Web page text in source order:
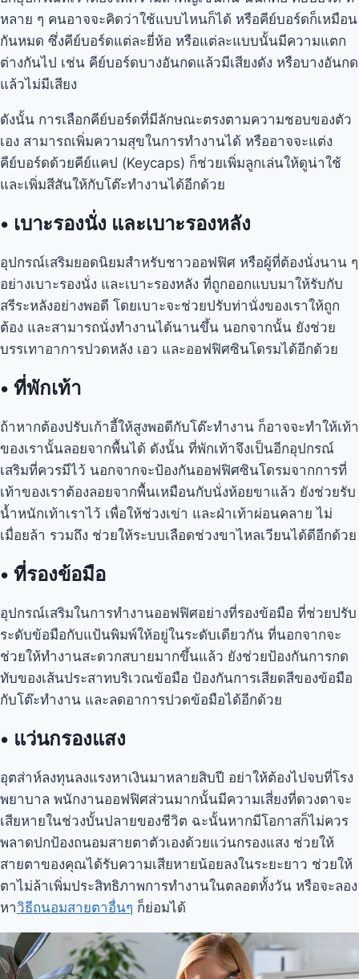
หลาย ๆ คนอาจจะคิดว่าใช้แบบไหนก็ได้ หรือคีย์บอร์ดก็เหมือน
กันหมด ซึ่งคีย์บอร์ดแต่ละยี่ห้อ หรือแต่ละแบบนั้นมีความแตก
ต่างกันไป เช่น คีย์บอร์ดบางอันกดแล้วมีเสียงดัง หรือบางอันกด
แล้วไม่มีเสียง
ดังนั้น การเลือกคีย์บอร์ดที่มีลักษณะตรงตามความชอบของตัว
เอง สามารถเพิ่มความสุขในการทำงานได้ หรืออาจจะแต่ง
คีย์บอร์ดด้วยคีย์แคป (Keycaps) ก็ช่วยเพิ่มลูกเล่นให้ดูน่าใช้
และเพิ่มสีสันให้กับโต๊ะทำงานได้อีกด้วย
• เบาะรองนั่ง และเบาะรองหลัง
อุปกรณ์เสริมยอดนิยมสำหรับชาวออฟฟิศ หรือผู้ที่ต้องนั่งนาน ๆ
อย่างเบาะรองนั่ง และเบาะรองหลัง ที่ถูกออกแบบมาให้รับกับ
สรีระหลังอย่างพอดี โดยเบาะจะช่วยปรับท่านั่งของเราให้ถูก
ต้อง และสามารถนั่งทำงานได้นานขึ้น นอกจากนั้น ยังช่วย
บรรเทาอาการปวดหลัง เอว และออฟฟิศซินโดรมได้อีกด้วย
• ที่พักเท้า
ถ้าหากต้องปรับเก้าอี้ให้สูงพอดีกับโต๊ะทำงาน ก็อาจจะทำให้เท้า
ของเรานั้นลอยจากพื้นได้ ดังนั้น ที่พักเท้าจึงเป็นอีกอุปกรณ์
เสริมที่ควรมีไว้ นอกจากจะป้องกันออฟฟิศซินโดรมจากการที่
เท้าของเราต้องลอยจากพื้นเหมือนกับนั่งห้อยขาแล้ว ยังช่วยรับ
น้ำหนักเท้าเราไว้ เพื่อให้ช่วงเข่า และฝ่าเท้าผ่อนคลาย ไม่
เมื่อยล้า รวมถึง ช่วยให้ระบบเลือดช่วงขาไหลเวียนได้ดีอีกด้วย
• ที่รองข้อมือ
อุปกรณ์เสริมในการทำงานออฟฟิศอย่างที่รองข้อมือ ที่ช่วยปรับ
ระดับข้อมือกับแป้นพิมพ์ให้อยู่ในระดับเดียวกัน ที่นอกจากจะ
ช่วยให้ทำงานสะดวกสบายมากขึ้นแล้ว ยังช่วยป้องกันการกด
ทับของเส้นประสาทบริเวณข้อมือ ป้องกันการเสียดสีของข้อมือ
กับโต๊ะทำงาน และลดอาการปวดข้อมือได้อีกด้วย
• แว่นกรองแสง
อุตส่าห์ลงทุนลงแรงหาเงินมาหลายสิบปี อย่าให้ต้องไปจบที่โรง
พยาบาล พนักงานออฟฟิศส่วนมากนั้นมีความเสี่ยงที่ดวงตาจะ
เสียหายในช่วงบั้นปลายของชีวิต ฉะนั้นหากมีโอกาสก็ไม่ควร
พลาดปกป้องถนอมสายตาตัวเองด้วยแว่นกรองแสง ช่วยให้
สายตาของคุณได้รับความเสียหายน้อยลงในระยะยาว ช่วยให้
ตาไม่ล้าเพิ่มประสิทธิภาพการทำงานในตลอดทั้งวัน หรือจะลอง
หาวิธีถนอมสายตาอื่นๆ ก็ย่อมได้